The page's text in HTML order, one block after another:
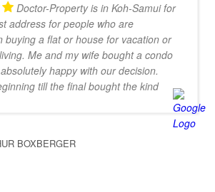
Doctor-Property is in Koh-Samui for
address for people who are
buying a flat or house for vacation or
Me and my wife bought a condo
happy with our decision.
till the final bought the kind
we never felt helpless what was an
doctor-property and against the
in Thailand. We can highly
service and the beautiful buildings.
BOXBERGER